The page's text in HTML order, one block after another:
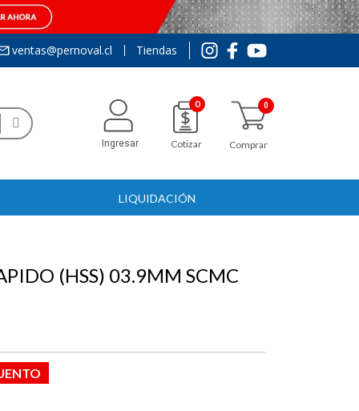
ventas@pernoval.cl Tiendas
Ingresar
0
Cotizar Comprar
LIQUIDACIÓN
(HSS) 03.9MM SCMC